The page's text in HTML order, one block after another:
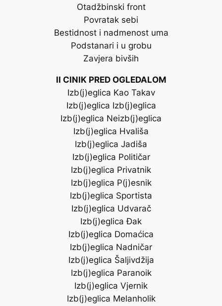
Otadžbinski front
Povratak sebi
Bestidnost i nadmenost uma
Podstanari i u grobu
Zavjera bivših
II CINIK PRED OGLEDALOM
Izb(j)eglica Kao Takav
Izb(j)eglica Izb(j)eglica
Izb(j)eglica Neizb(j)eglica
Izb(j)eglica Hvališa
Izb(j)eglica Jadiša
Izb(j)eglica Političar
Izb(j)eglica Privatnik
Izb(j)eglica P(j)esnik
Izb(j)eglica Sportista
Izb(j)eglica Udvarač
Izb(j)eglica Đak
Izb(j)eglica Domaćica
Izb(j)eglica Nadničar
Izb(j)eglica Šaljivdžija
Izb(j)eglica Paranoik
Izb(j)eglica Vjernik
Izb(j)eglica Melanholik